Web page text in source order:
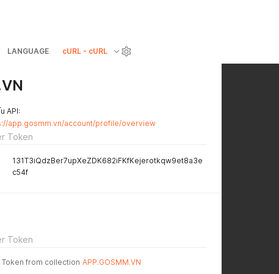
LANGUAGE cURL - cURL
API:
app.gosmm.vn/account/profile/overview
Token
131T3iQdzBer7upXeZDK682iFKfKejerotkqw9et8a3e
c54f
Token
from collection APP.GOSMM.VN